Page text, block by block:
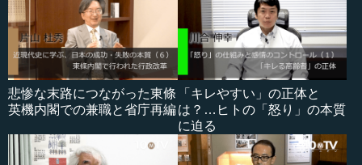
悲惨な末路につながった東條
英機内閣での兼職と省庁再編
「キレやすい」の正体と
は？…ヒトの「怒り」の本質
に迫る